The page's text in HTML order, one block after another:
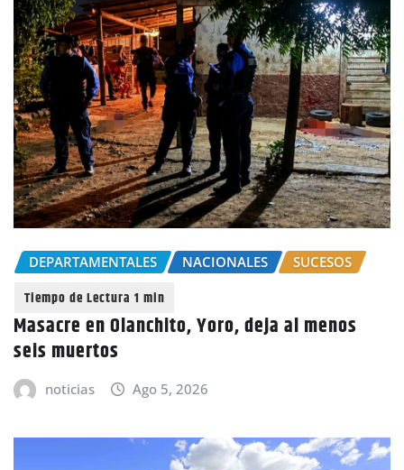
DEPARTAMENTALES NACIONALES SUCESOS
Masacre en Olanchito, Yoro, deja al menos
seis muertos
noticias Ago 5, 2026